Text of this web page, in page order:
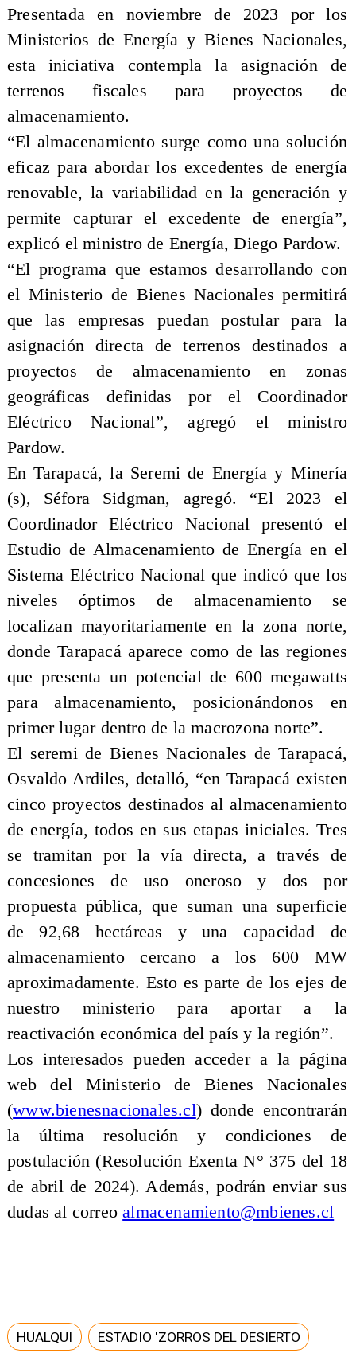
Presentada en noviembre de 2023 por los
Ministerios de Energía y Bienes Nacionales,
esta iniciativa contempla la asignación de
terrenos fiscales para proyectos de
almacenamiento.
“El almacenamiento surge como una solución
eficaz para abordar los excedentes de energía
renovable, la variabilidad en la generación y
permite capturar el excedente de energía”,
explicó el ministro de Energía, Diego Pardow.
“El programa que estamos desarrollando con
el Ministerio de Bienes Nacionales permitirá
que las empresas puedan postular para la
asignación directa de terrenos destinados a
proyectos de almacenamiento en zonas
geográficas definidas por el Coordinador
Eléctrico Nacional”, agregó el ministro
Pardow.
En Tarapacá, la Seremi de Energía y Minería
(s), Séfora Sidgman, agregó. “El 2023 el
Coordinador Eléctrico Nacional presentó el
Estudio de Almacenamiento de Energía en el
Sistema Eléctrico Nacional que indicó que los
niveles óptimos de almacenamiento se
localizan mayoritariamente en la zona norte,
donde Tarapacá aparece como de las regiones
que presenta un potencial de 600 megawatts
para almacenamiento, posicionándonos en
primer lugar dentro de la macrozona norte”.
El seremi de Bienes Nacionales de Tarapacá,
Osvaldo Ardiles, detalló, “en Tarapacá existen
cinco proyectos destinados al almacenamiento
de energía, todos en sus etapas iniciales. Tres
se tramitan por la vía directa, a través de
concesiones de uso oneroso y dos por
propuesta pública, que suman una superficie
de 92,68 hectáreas y una capacidad de
almacenamiento cercano a los 600 MW
aproximadamente. Esto es parte de los ejes de
nuestro ministerio para aportar a la
reactivación económica del país y la región”.
Los interesados pueden acceder a la página
web del Ministerio de Bienes Nacionales
(www.bienesnacionales.cl) donde encontrarán
la última resolución y condiciones de
postulación (Resolución Exenta N° 375 del 18
de abril de 2024). Además, podrán enviar sus
dudas al correoalmacenamiento@mbienes.cl
HUALQUI ESTADIO 'ZORROS DEL DESIERTO